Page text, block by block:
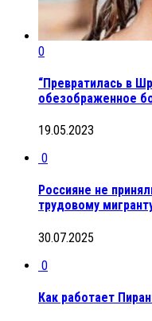
0
“Превратилась в
обезображенное
19.05.2023
0
Россияне не
трудовому
30.07.2025
0
Как работает